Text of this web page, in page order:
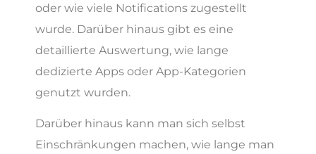
oder wie viele Notifications zugestellt
wurde. Darüber hinaus gibt es eine
detaillierte Auswertung, wie lange
dedizierte Apps oder App-Kategorien
genutzt wurden.
Darüber hinaus kann man sich selbst
Einschränkungen machen, wie lange man